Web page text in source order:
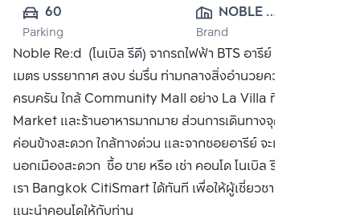
60
Parking
NOBLE
DEVELOPMENT
PUBLIC CO.,
LTD.
Brand
Noble Re:d (โนเบิล รีดี) จากรถไฟฟ้า BTS อารีย์ เพียงแค่ 100
เมตร บรรยากาศ สงบ ร่มรื่น ท่ามกลางสิ่งอำนวยความสะดวก
ครบครัน ใกล้ Community Mall อย่าง La Villa ที่มี Villa
Market และร้านอาหารมากมาย ส่วนการเดินทางจุดใช้รถยนต์
ค่อนข้างสะดวก ใกล้ทางด่วน และจากซอยอารีย์ จะเข้าเมืองออก
นอกเมืองสะดวก ซื้อ ขาย หรือ เช่า คอนโด โนเบิล รีดี ติดต่อหา
เรา Bangkok CitiSmart ได้ทันที เพื่อให้ผู้เชี่ยวชาญของเราได้
แนะนำคอนโดให้กับท่าน